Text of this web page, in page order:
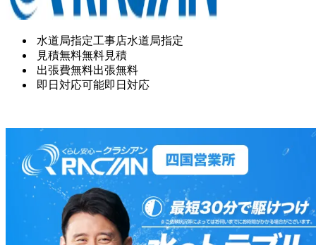
水道局指定工事店水道局指定
見積無料無料見積
出張費無料出張無料
即日対応可能即日対応